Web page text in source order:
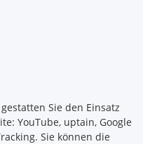
Sie den Einsatz
YouTube, uptain, Google
Sie können die